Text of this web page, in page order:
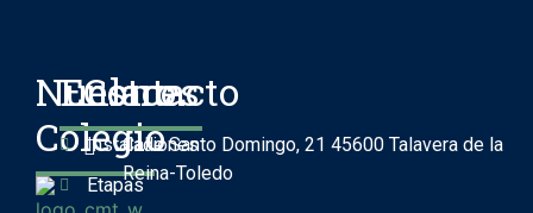
Nuestro
Colegio
Enlaces
Instalaciones
Etapas
Contacto
Calle Santo Domingo, 21 45600 Talavera de la
Reina-Toledo